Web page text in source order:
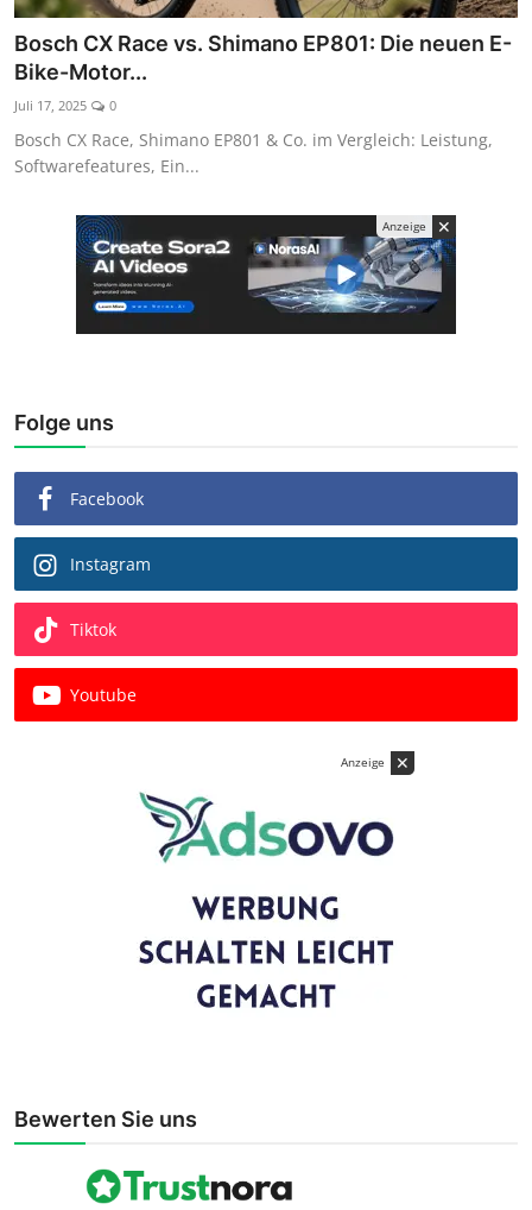
Kaufberatung
Bosch CX Race vs. Shimano EP801: Die neuen E-
Bike-Motor...
Juli 17, 2025 0
Bosch CX Race, Shimano EP801 & Co. im Vergleich: Leistung,
Softwarefeatures, Ein...
Anzeige ✕
Folge uns
Facebook
Instagram
Tiktok
Youtube
Anzeige ✕
Bewerten Sie uns